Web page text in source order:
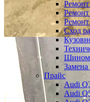
Ремонт
Сход
Замена
Прайс
Audi
Audi